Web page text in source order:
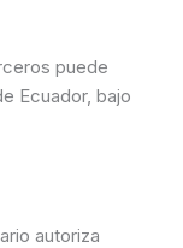
puede
Ecuador, bajo
autoriza